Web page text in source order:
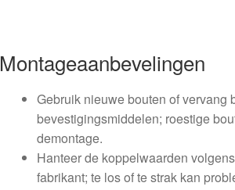
Montageaanbevelingen
Gebruik nieuwe bouten of vervang
bevestigingsmiddelen; roestige
demontage.
Hanteer de koppelwaarden
fabrikant; te los of te strak kan